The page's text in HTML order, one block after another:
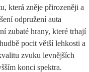
která zněje přirozeněji a
odpružení auta
zubaté hrany, které trhají
pocit větší lehkosti a
zvuku levnějších
konci spektra.